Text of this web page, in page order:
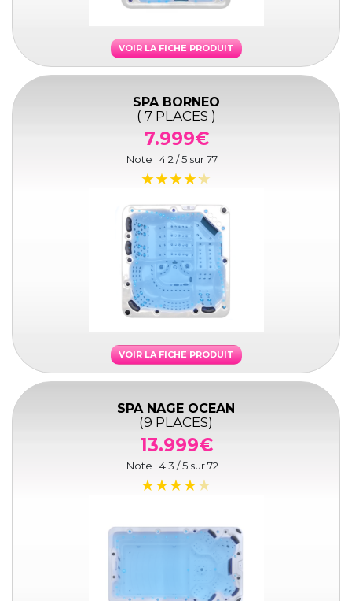
VOIR LA FICHE PRODUIT
SPA BORNEO
( 7 PLACES )
7.999€
Note : 4.2 / 5 sur77
VOIR LA FICHE PRODUIT
SPA NAGE OCEAN
(9 PLACES)
13.999€
Note : 4.3 / 5 sur72